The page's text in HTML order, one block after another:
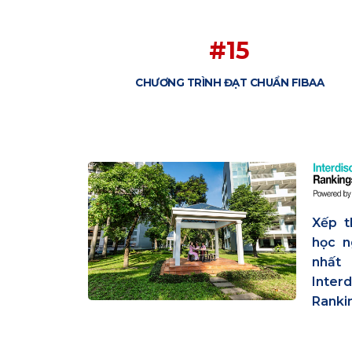
#15
CHƯƠNG TRÌNH ĐẠT CHUẨN FIBAA
Xếp
học